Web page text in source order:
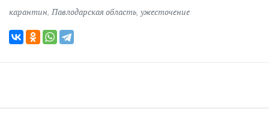
карантин Павлодарская область ужесточение